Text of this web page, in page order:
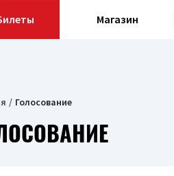
Магазин
Голосование